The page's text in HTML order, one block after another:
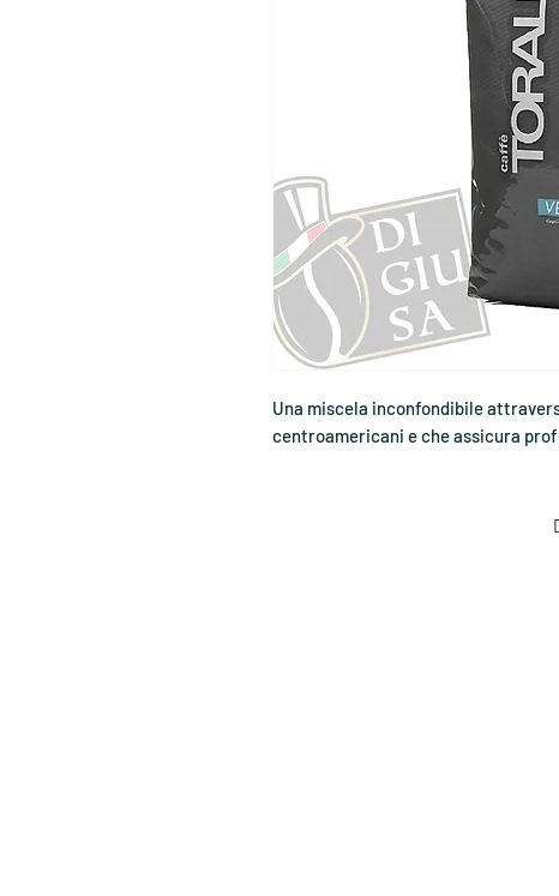
Una miscela inconfondibile
centroamericani e che assicura